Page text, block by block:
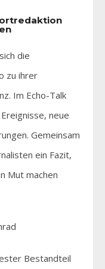
die
zu ihrer
Im Echo-Talk
neue
Gemeinsam
ein Fazit,
Mut machen
Bestandteil